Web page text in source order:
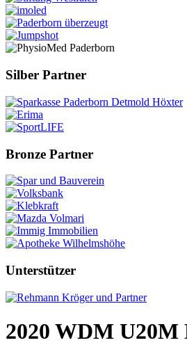
Silber Partner
Bronze Partner
Unterstützer
2020 WDM